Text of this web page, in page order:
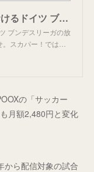
【重要】スカパー！、SPOOXにおけるドイツ ブンデスリーガの放送・配信について｜お知らせ｜スカパー！サッカー放送
ブンデスリーガの放
スカパー！では…
の「サッカー
月額2,480円と変化
から配信対象の試合